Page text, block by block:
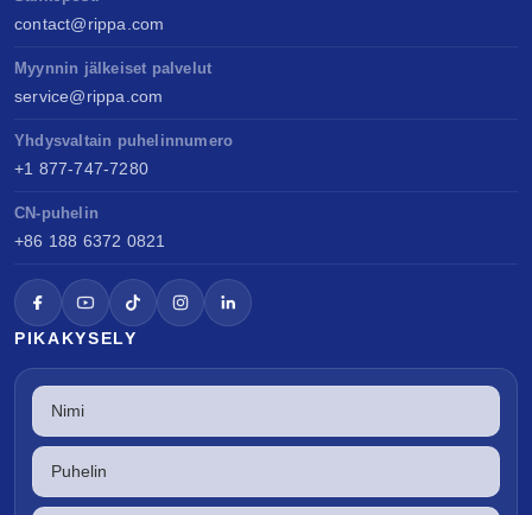
contact@rippa.com
Myynnin jälkeiset palvelut
service@rippa.com
Yhdysvaltain puhelinnumero
+1 877-747-7280
CN-puhelin
+86 188 6372 0821
PIKAKYSELY